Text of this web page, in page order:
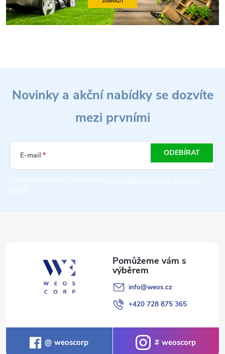
í
Novinky a akční nabídky se dozvíte
mezi prvními
E-mail ODEBÍRAT
info@weos.cz
+420 728 875 365
weoscorp weoscorp